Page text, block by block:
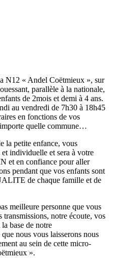
N12 « Andel Coëtmieux », sur
parallèle à la nationale,
de 2mois et demi à 4 ans.
au vendredi de 7h30 à 18h45
en fonctions de vos
quelle commune…
la petite enfance, vous
individuelle et sera à votre
et en confiance pour aller
pendant que vos enfants sont
de chaque famille et de
meilleure personne que vous
transmissions, notre écoute, vos
base de notre
nous vous laisserons nous
au sein de cette micro-
».